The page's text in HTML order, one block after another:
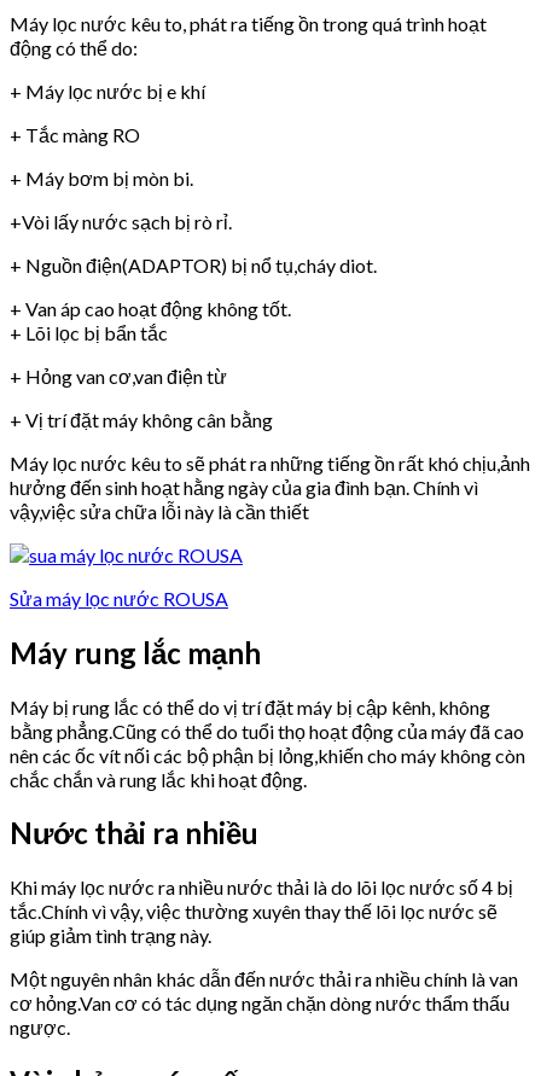
Máy lọc nước kêu to, phát ra tiếng ồn trong quá trình hoạt
động có thể do:
+ Máy lọc nước bị e khí
+ Tắc màng RO
+ Máy bơm bị mòn bi.
+Vòi lấy nước sạch bị rò rỉ.
+ Nguồn điện(ADAPTOR) bị nổ tụ,cháy diot.
+ Van áp cao hoạt động không tốt.
+ Lõi lọc bị bẩn tắc
+ Hỏng van cơ,van điện từ
+ Vị trí đặt máy không cân bằng
Máy lọc nước kêu to sẽ phát ra những tiếng ồn rất khó chịu,ảnh
hưởng đến sinh hoạt hằng ngày của gia đình bạn. Chính vì
vậy,việc sửa chữa lỗi này là cần thiết
Sửa máy lọc nước ROUSA
Máy rung lắc mạnh
Máy bị rung lắc có thể do vị trí đặt máy bị cập kênh, không
bằng phẳng.Cũng có thể do tuổi thọ hoạt động của máy đã cao
nên các ốc vít nối các bộ phận bị lỏng,khiến cho máy không còn
chắc chắn và rung lắc khi hoạt động.
Nước thải ra nhiều
Khi máy lọc nước ra nhiều nước thải là do lõi lọc nước số 4 bị
tắc.Chính vì vậy, việc thường xuyên thay thế lõi lọc nước sẽ
giúp giảm tình trạng này.
Một nguyên nhân khác dẫn đến nước thải ra nhiều chính là van
cơ hỏng.Van cơ có tác dụng ngăn chặn dòng nước thẩm thấu
ngược.